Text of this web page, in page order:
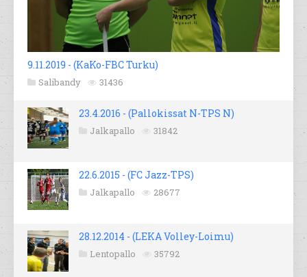
9.11.2019 - (KaKo-FBC Turku)
Salibandy 31436
23.4.2016 - (Pallokissat N-TPS N)
Jalkapallo 31842
22.6.2015 - (FC Jazz-TPS)
Jalkapallo 28677
28.12.2014 - (LEKA Volley-Loimu)
Lentopallo 35792